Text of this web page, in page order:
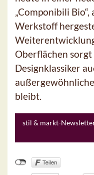
„Componibili
Werkstoff
Oberflächen sorgt
Designklassiker
bleibt.
stil & markt-